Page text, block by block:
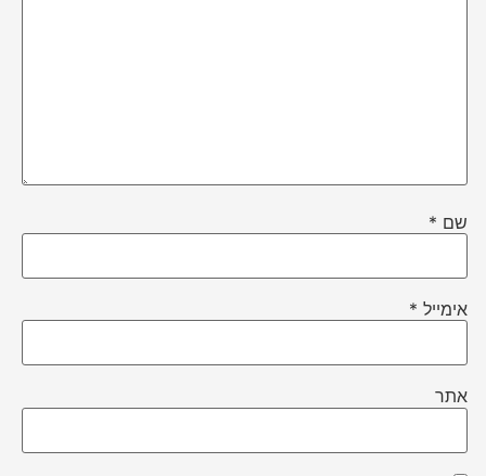
שם *
אימייל *
אתר